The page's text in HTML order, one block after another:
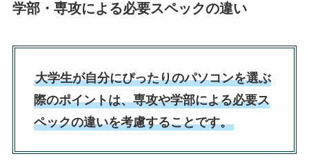
学部・専攻による必要スペックの違い
大学生が自分にぴったりのパソコンを選ぶ
際のポイントは、専攻や学部による必要ス
ペックの違いを考慮することです。